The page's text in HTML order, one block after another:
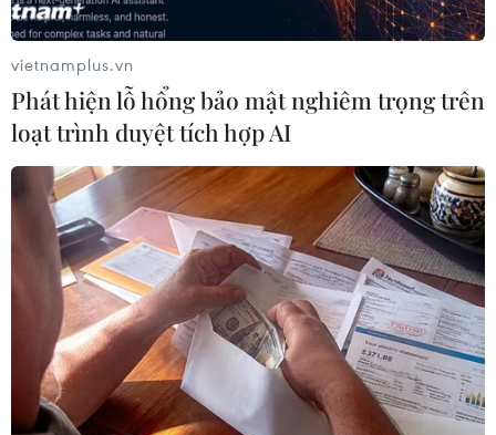
#Đồ chơi #Mầm non #Lò Ngọc Quyên
#Điện Biên
#Trường Mầm non bản Xôm
#Giám định pháp y
#tin tức thời sự
#tin tức hot
#thời sự thế giới
#VietnamPlus
Điện Biên
vietnamplus.vn
Phát hiện lỗ hổng bảo mật nghiêm trọng trên
loạt trình duyệt tích hợp AI